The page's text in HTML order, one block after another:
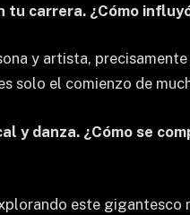
carrera. ¿Cómo
y artista,
solo el comienzo de
danza. ¿Cómo se
este gigantesco